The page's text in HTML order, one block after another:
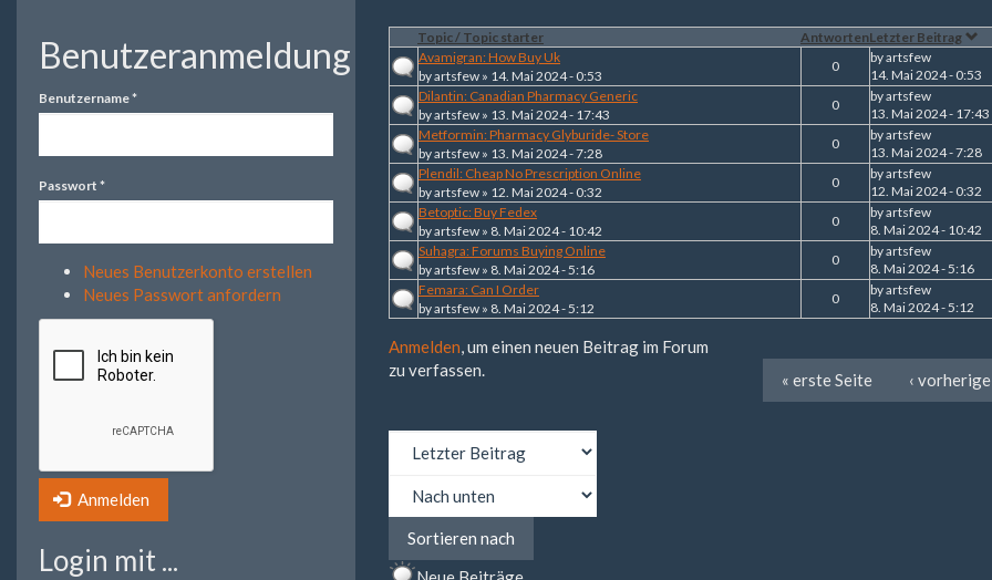
Benutzeranmeldung
Benutzername*
Passwort *
Neues Benutzerkonto erstellen
Neues Passwort anfordern
Anmelden
Login mit ...
Topic / Topic starter AntwortenLetzter Beitrag
Avamigran: How Buy Uk
byartsfew » 14. Mai 2024 - 0:53
0
byartsfew
14. Mai 2024 - 0:53
Dilantin: Canadian Pharmacy Generic
byartsfew » 13. Mai 2024 - 17:43
0
byartsfew
13. Mai 2024 - 17:43
Metformin: Pharmacy Glyburide- Store
byartsfew » 13. Mai 2024 - 7:28
0
byartsfew
13. Mai 2024 - 7:28
Plendil: Cheap No Prescription Online
byartsfew » 12. Mai 2024 - 0:32
0
byartsfew
12. Mai 2024 - 0:32
Betoptic: Buy Fedex
byartsfew » 8. Mai 2024 - 10:42
0
byartsfew
8. Mai 2024 - 10:42
Suhagra: Forums Buying Online
byartsfew » 8. Mai 2024 - 5:16
0
byartsfew
8. Mai 2024 - 5:16
Femara: Can I Order
byartsfew » 8. Mai 2024 - 5:12
0
byartsfew
8. Mai 2024 - 5:12
Anmelden, um einen neuen Beitrag im Forum
zu verfassen.
« erste Seite ‹
nach
nachSortieren nach